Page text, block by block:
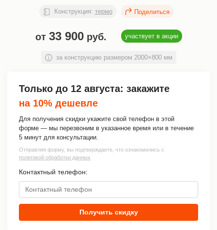
Конструкция: термо
от 33 900руб. участвует в акции
за конструкцию размером 2000×800 мм
Только до 12 августа: закажите
на 10% дешевле
Для получения скидки укажите свой телефон в этой
форме — мы перезвоним в указанное время или в течение
5 минут для консультации.
Отправляя форму, вы подтверждаете, что ознакомились с
политикой обработки данных
Контактный телефон:
Получить скидку